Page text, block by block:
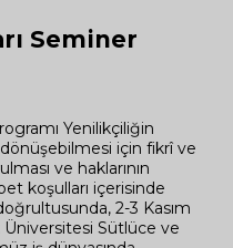
Seminer
Yenilikçiliğin
için fikrî ve
ve haklarının
koşulları içerisinde
2-3 Kasım
Sütlüce ve